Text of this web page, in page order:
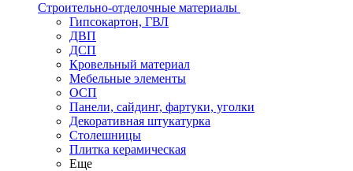
Строительно-отделочные материалы
Гипсокартон, ГВЛ
ДВП
ДСП
Кровельный материал
Мебельные элементы
ОСП
Панели, сайдинг, фартуки, уголки
Декоративная штукатурка
Столешницы
Плитка керамическая
Еще